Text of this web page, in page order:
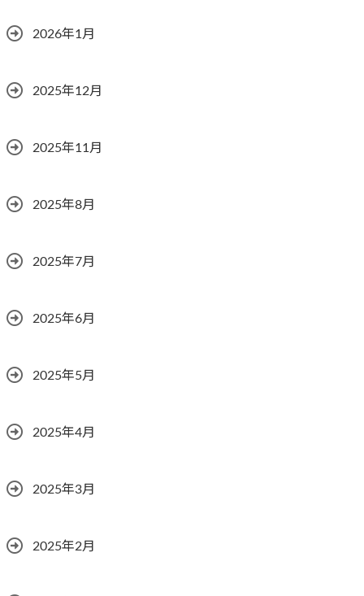
2026年1月
2025年12月
2025年11月
2025年8月
2025年7月
2025年6月
2025年5月
2025年4月
2025年3月
2025年2月